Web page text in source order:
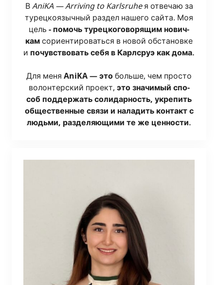
ВAniKA — Arriving to Karlsruheя отве­чаю за
турец­ко­языч­ный раз­дел наше­го сай­та. Моя
цель - помочь турец­ко­го­во­ря­щим нович­
камсори­ен­ти­ро­вать­ся в новой обста­нов­ке
и почув­ство­вать себя в Карлсруэ как дома.
Для меня AniKA — этоболь­ше, чем про­сто
волон­тер­ский про­ект, это зна­чи­мый спо­
соб под­дер­жать соли­дар­ность, укре­пить
обще­ствен­ные свя­зи и нала­дить кон­такт с
людь­ми, раз­де­ля­ю­щи­ми те же ценности.